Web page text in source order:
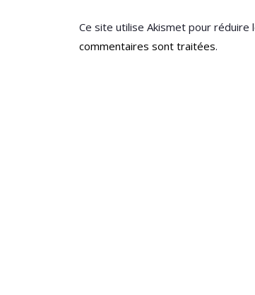
Ce site utilise Akismet pour réduire
commentaires sont traitées.